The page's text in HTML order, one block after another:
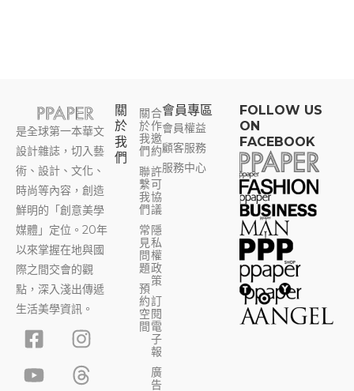
是全球第一本華文
設計雜誌，切入藝
術、設計、文化、
時尚等內容，創造
鮮明的「創意美學
媒體」定位。20年
以來掌握在地與國
際之間交會的觀
點，深入淺出傳遞
生活美學資訊。
F
a
c
I
n
s
Y
o
u
T
h
r
關
於
我
們
關
於
我
們
聯
繫
我
們
常
見
問
題
預
約
空
間
合
作
邀
約
許
可
協
議
隱
私
權
政
策
訂
閱
電
子
報
廣
告
會員專區​
會員權益
顧客服務
服務中心
FOLLOW US
ON
FACEBOOK